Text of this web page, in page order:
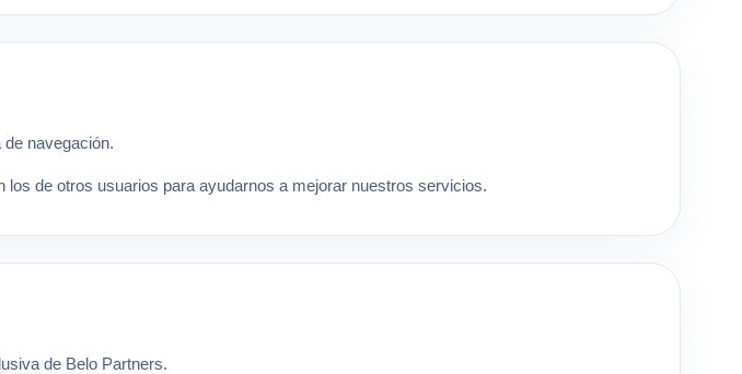
navegación.
de otros usuarios para ayudarnos a mejorar nuestros servicios.
de Belo Partners.